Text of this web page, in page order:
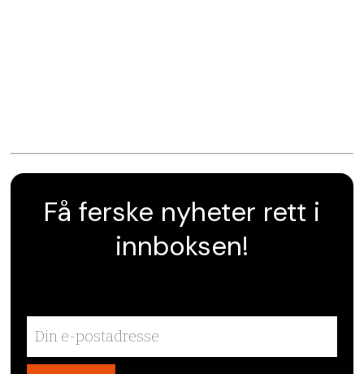
Få ferske nyheter rett i
innboksen!